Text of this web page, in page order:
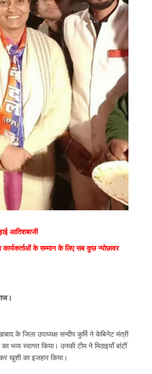
आतिशबाजी
कार्यकर्ताओं के सम्मान के लिए सब कुछ न्योछावर
के जिला उपाध्यक्ष सन्दीप कुर्मि ने केबिनेट मंत्री
भव्य स्वागत किया। उनकी टीम ने मिठाइयाँ बांटीं
खुशी का इजहार किया।